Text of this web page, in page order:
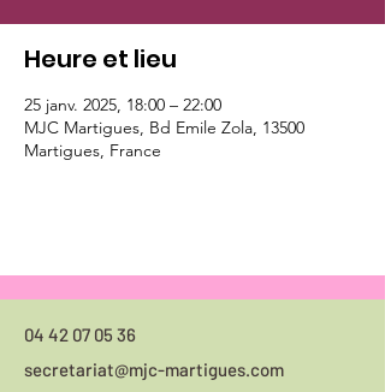
Heure et lieu
25 janv. 2025, 18:00 – 22:00
MJC Martigues, Bd Emile Zola, 13500
Martigues, France
04 42 07 05 36
secretariat@mjc-martigues.com